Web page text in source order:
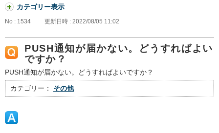
カテゴリー表示
No : 1534 更新日時 : 2022/08/05 11:02
PUSH通知が届かない。どうすればよい
ですか？
PUSH通知が届かない。どうすればよいですか？
カテゴリー： その他